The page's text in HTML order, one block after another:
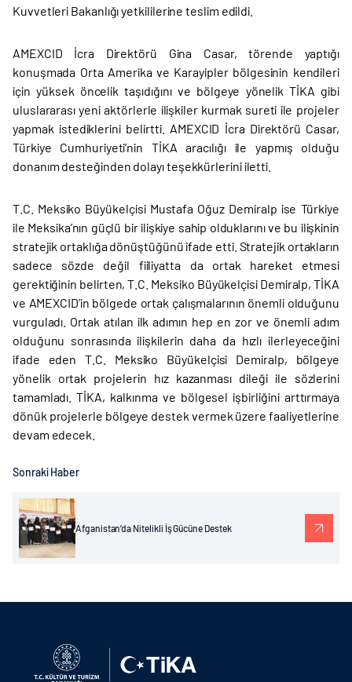
Kuvvetleri Bakanlığı yetkililerine teslim edildi.
AMEXCID İcra Direktörü Gina Casar, törende yaptığı
konuşmada Orta Amerika ve Karayipler bölgesinin kendileri
için yüksek öncelik taşıdığını ve bölgeye yönelik TİKA gibi
uluslararası yeni aktörlerle ilişkiler kurmak sureti ile projeler
yapmak istediklerini belirtti. AMEXCID İcra Direktörü Casar,
Türkiye Cumhuriyeti’nin TİKA aracılığı ile yapmış olduğu
donanım desteğinden dolayı teşekkürlerini iletti.
T.C. Meksiko Büyükelçisi Mustafa Oğuz Demiralp ise Türkiye
ile Meksika’nın güçlü bir ilişkiye sahip olduklarını ve bu ilişkinin
stratejik ortaklığa dönüştüğünü ifade etti. Stratejik ortakların
sadece sözde değil fiiliyatta da ortak hareket etmesi
gerektiğinin belirten, T.C. Meksiko Büyükelçisi Demiralp, TİKA
ve AMEXCID’in bölgede ortak çalışmalarının önemli olduğunu
vurguladı. Ortak atılan ilk adımın hep en zor ve önemli adım
olduğunu sonrasında ilişkilerin daha da hızlı ilerleyeceğini
ifade eden T.C. Meksiko Büyükelçisi Demiralp, bölgeye
yönelik ortak projelerin hız kazanması dileği ile sözlerini
tamamladı. TİKA, kalkınma ve bölgesel işbirliğini arttırmaya
dönük projelerle bölgeye destek vermek üzere faaliyetlerine
devam edecek.
Sonraki Haber
Afganistan’da Nitelikli İş Gücüne Destek